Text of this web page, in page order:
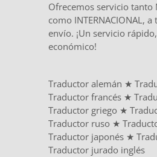
Ofrecemos servicio tanto
como INTERNACIONAL, a
envío. ¡Un servicio
económico!
Traductor alemán ★
Traductor francés ★
Traductor griego ★
Traductor ruso ★
Traductor japonés ★
Traductor jurado inglés